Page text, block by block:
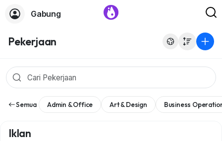
Gabung
Pekerjaan
Semua Admin & Office Art & Design Business
Iklan